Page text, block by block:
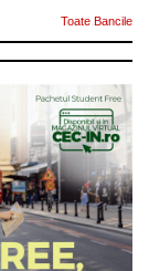
Toate Bancile